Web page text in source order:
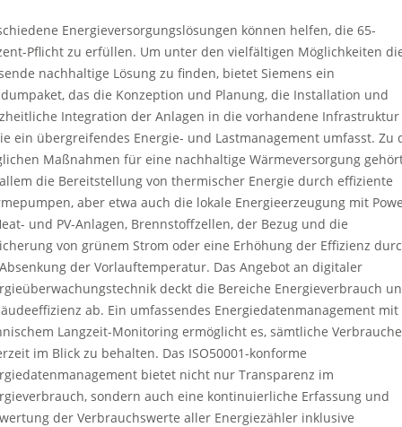
Energieversorgungslösungen können helfen, die 65-
Pflicht zu erfüllen. Um unter den vielfältigen Möglichkeiten
nachhaltige Lösung zu finden, bietet Siemens ein
das die Konzeption und Planung, die Installation und
Integration der Anlagen in die vorhandene Infrastruktur
ein übergreifendes Energie- und Lastmanagement umfasst. Zu
Maßnahmen für eine nachhaltige Wärmeversorgung
die Bereitstellung von thermischer Energie durch effiziente
aber etwa auch die lokale Energieerzeugung mit
und PV-Anlagen, Brennstoffzellen, der Bezug und die
von grünem Strom oder eine Erhöhung der Effizienz
der Vorlauftemperatur. Das Angebot an digitaler
deckt die Bereiche Energieverbrauch
ab. Ein umfassendes Energiedatenmanagement mit
Langzeit-Monitoring ermöglicht es, sämtliche
im Blick zu behalten. Das ISO50001-konforme
bietet nicht nur Transparenz im
sondern auch eine kontinuierliche Erfassung und
der Verbrauchswerte aller Energiezähler inklusive